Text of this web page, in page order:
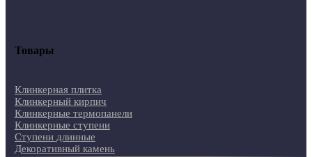
Товары
Клинкерная плитка
Клинкерный кирпич
Клинкерные термопанели
Клинкерные ступени
Ступени длинные
Декоративный камень